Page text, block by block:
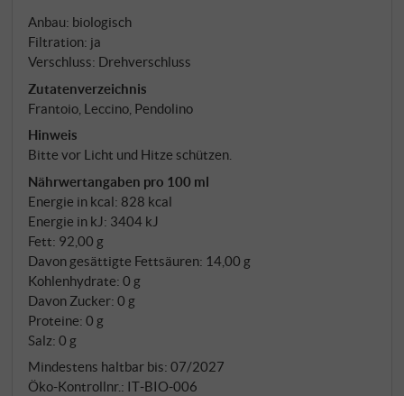
aromatischen Kräutern wie Estragon und Salbei. Der
Geschmack ist intensiv und stark mit einem
der Nase wahrgenommene Gemüse erinnert.
SUPERIORE.DE
Anbau: biologisch
Filtration: ja
Verschluss: Drehverschluss
Zutatenverzeichnis
Frantoio, Leccino, Pendolino
Hinweis
Bitte vor Licht und Hitze schützen.
Nährwertangaben pro 100 ml
Energie in kcal: 828 kcal
Energie in kJ: 3404 kJ
Fett: 92,00 g
Davon gesättigte Fettsäuren: 14,00 g
Kohlenhydrate: 0 g
Davon Zucker: 0 g
Proteine: 0 g
Salz: 0 g
Mindestens haltbar bis: 07/2027
Öko-Kontrollnr.: IT‑BIO‑006